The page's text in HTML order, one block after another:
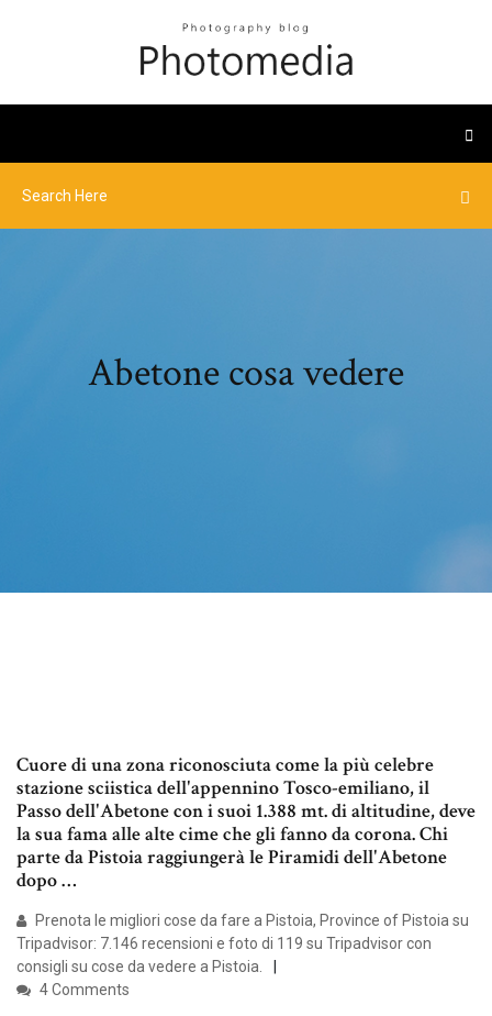
Abetone cosa vedere
Cuore di una zona riconosciuta come la più celebre
stazione sciistica dell'appennino Tosco-emiliano, il
Passo dell'Abetone con i suoi 1.388 mt. di altitudine, deve
la sua fama alle alte cime che gli fanno da corona. Chi
parte da Pistoia raggiungerà le Piramidi dell'Abetone
dopo …
Prenota le migliori cose da fare a Pistoia, Province of Pistoia su
Tripadvisor: 7.146 recensioni e foto di 119 su Tripadvisor con
consigli su cose da vedere a Pistoia.
4 Comments